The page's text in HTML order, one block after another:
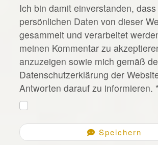
*
Ich bin damit einverstanden,
persönlichen Daten von dieser
gesammelt und verarbeitet
meinen Kommentar zu
anzuzeigen sowie mich gemäß
Datenschutzerklärung der
Antworten darauf zu informieren. *
Speichern